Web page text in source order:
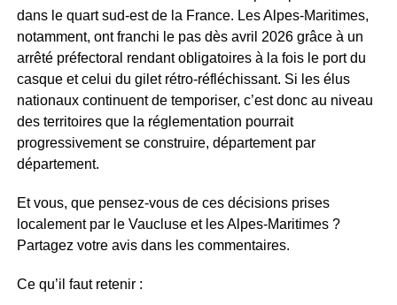
dans le quart sud-est de la France. Les Alpes-Maritimes,
notamment, ont franchi le pas dès avril 2026 grâce à un
arrêté préfectoral rendant obligatoires à la fois le port du
casque et celui du gilet rétro-réfléchissant. Si les élus
nationaux continuent de temporiser, c’est donc au niveau
des territoires que la réglementation pourrait
progressivement se construire, département par
département.
Et vous, que pensez-vous de ces décisions prises
localement par le Vaucluse et les Alpes-Maritimes ?
Partagez votre avis dans les commentaires.
Ce qu’il faut retenir :